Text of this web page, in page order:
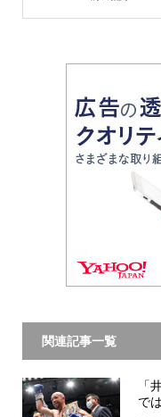
関連記事一覧
「
で